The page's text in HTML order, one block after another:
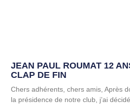
JEAN PAUL ROUMAT 12
CLAP DE FIN
Chers adhérents, chers amis, Après
la présidence de notre club, j’ai